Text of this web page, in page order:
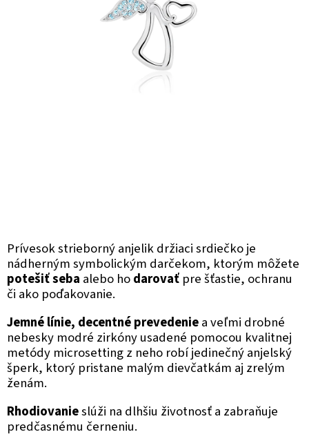
Prívesok strieborný anjelik držiaci srdiečko je
nádherným symbolickým darčekom, ktorým môžete
potešiť seba alebo hodarovať pre šťastie, ochranu
či ako poďakovanie.
Jemné línie, decentné prevedeniea veľmi drobné
nebesky modré zirkóny usadené pomocou kvalitnej
metódy microsetting z neho robí jedinečný anjelský
šperk, ktorý pristane malým dievčatkám aj zrelým
ženám.
Rhodiovanieslúži na dlhšiu životnosť a zabraňuje
predčasnému černeniu.